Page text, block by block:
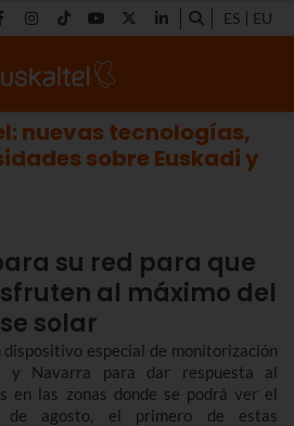
ES EU
nuevas tecnologías,
sobre Euskadi y
su red para que
al máximo del
solar
especial de monitorización
y Navarra para dar respuesta al
en las zonas donde se podrá ver el
agosto, el primero de estas